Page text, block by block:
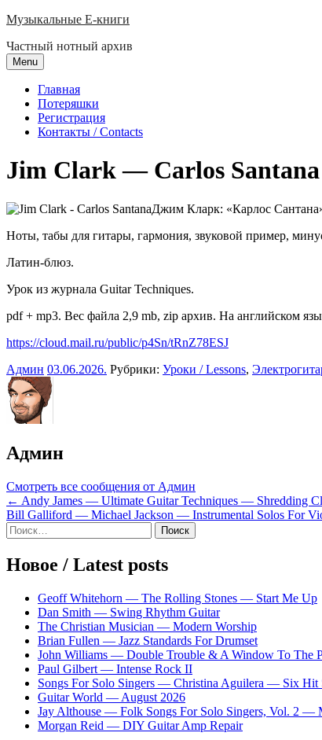
Skip
content
Музыкальные E-книги
Частный нотный архив
Menu
Главная
Потеряшки
Регистрация
Контакты / Contacts
Jim Clark — Carlos Santana
Джим Кларк: «Карлос
Ноты, табы для гитары, гармония, звуковой пример,
Латин-блюз.
Урок из журнала Guitar Techniques.
pdf + mp3. Вес файла 2,9 mb, zip архив. На английском
https://cloud.mail.ru/public/p4Sn/tRnZ78ESJ
Админ 03.06.2026. Рубрики: Уроки / Lessons,
Админ
Смотреть все сообщения от Админ
Навигация
по
записям
← Andy James — Ultimate Guitar Techniques — Shredding
Bill Galliford — Michael Jackson — Instrumental Solos For
Sidebar
Найти:
Новое / Latest posts
Geoff Whitehorn — The Rolling Stones — Start Me Up
Dan Smith — Swing Rhythm Guitar
The Christian Musician — Modern Worship
Brian Fullen — Jazz Standards For Drumset
John Williams — Double Trouble & A Window To The
Paul Gilbert — Intense Rock II
Songs For Solo Singers — Christina Aguilera — Six Hit
Guitar World — August 2026
Jay Althouse — Folk Songs For Solo Singers, Vol. 2 —
Morgan Reid — DIY Guitar Amp Repair